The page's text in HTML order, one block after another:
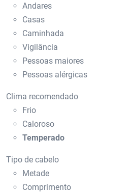
Andares
Casas
Caminhada
Vigilância
Pessoas maiores
Pessoas alérgicas
Clima recomendado
Frio
Caloroso
Temperado
Tipo de cabelo
Metade
Comprimento